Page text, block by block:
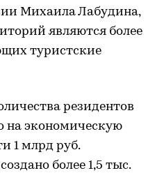
Михаила Лабудина,
являются более
туристские
резидентов
на экономическую
1 млрд руб.
более 1,5 тыс.